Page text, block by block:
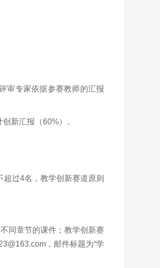
审专家依据参赛教师的汇报
新汇报（60%）。
过4名，教学创新赛道原则
同章节的课件；教学创新赛
，邮件标题为“学